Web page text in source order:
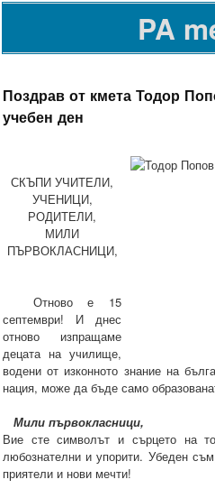
PA
Поздрав от кмета Тодор
учебен ден
СКЪПИ УЧИТЕЛИ,
УЧЕНИЦИ,
РОДИТЕЛИ,
МИЛИ
ПЪРВОКЛАСНИЦИ,
Отново е 15
септември! И днес
отново изпращаме
децата на училище,
водени от изконното знание на
нация, може да бъде само
Мили първокласници,
Вие сте символът и сърцето на
любознателни и упорити. Убеден
приятели и нови мечти!